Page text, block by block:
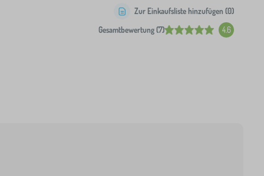
Gesamtbewertung (7) 4.6
Zur Einkaufsliste hinzufügen (0)